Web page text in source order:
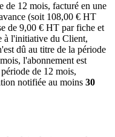
de 12 mois, facturé en une
(soit 108,00 € HT
de 9,00 € HT par fiche et
à l'initiative du Client,
dû au titre de la période
l'abonnement est
de 12 mois,
notifiée au moins 30